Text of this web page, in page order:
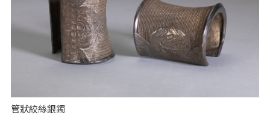
管狀絞絲銀鐲